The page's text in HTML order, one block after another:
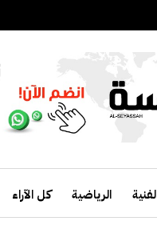
الرياضية كل الآراء